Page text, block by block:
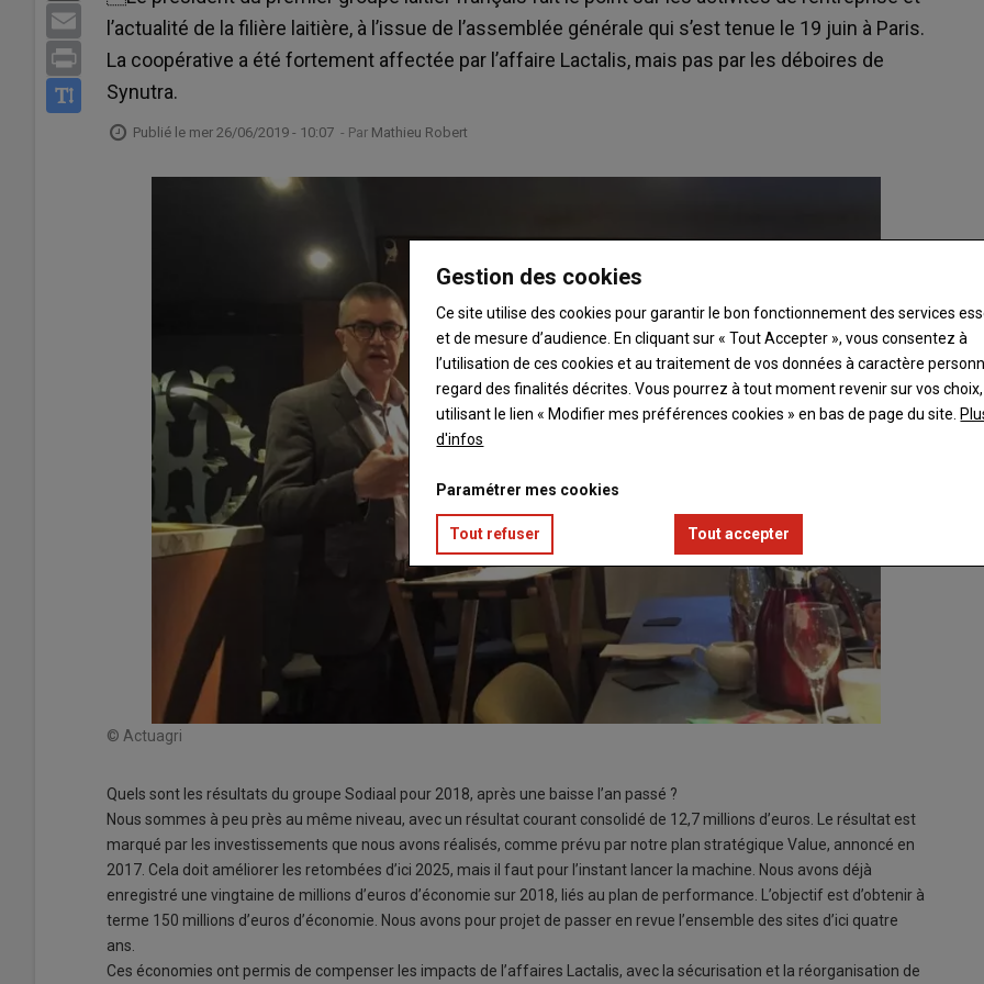
Email
Print
l’actualité de la filière laitière, à l’issue de l’assemblée générale qui s’est tenue le 19 juin à Paris.
La coopérative a été fortement affectée par l’affaire Lactalis, mais pas par les déboires de
Synutra.
Publié le mer 26/06/2019 - 10:07 - Par Mathieu Robert
© Actuagri
Quels sont les résultats du groupe Sodiaal pour 2018, après une baisse l’an passé ?
Nous sommes à peu près au même niveau, avec un résultat courant consolidé de 12,7 millions d’euros. Le résultat est
marqué par les investissements que nous avons réalisés, comme prévu par notre plan stratégique Value, annoncé en
2017. Cela doit améliorer les retombées d’ici 2025, mais il faut pour l’instant lancer la machine. Nous avons déjà
enregistré une vingtaine de millions d’euros d’économie sur 2018, liés au plan de performance. L’objectif est d’obtenir à
terme 150 millions d’euros d’économie. Nous avons pour projet de passer en revue l’ensemble des sites d’ici quatre
ans.
Ces économies ont permis de compenser les impacts de l’affaires Lactalis, avec la sécurisation et la réorganisation de
Gestion des cookies
Ce site utilise des cookies pour garantir le bon fonctionnement des services
et de mesure d’audience. En cliquant sur « Tout Accepter », vous consentez à
l’utilisation de ces cookies et au traitement de vos données à caractère
regard des finalités décrites. Vous pourrez à tout moment revenir sur vos
utilisant le lien « Modifier mes préférences cookies » en bas de page du site.
d'infos
Paramétrer mes cookies
Tout refuser Tout accepter